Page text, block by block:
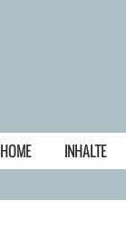
HOME INHALTE